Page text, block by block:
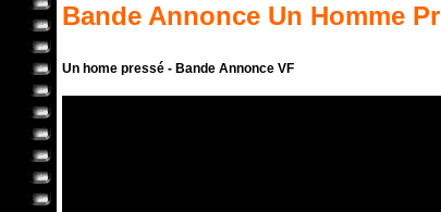
Bande Annonce Un Homme
Un home pressé - Bande Annonce VF